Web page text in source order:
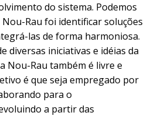
do sistema. Podemos
Rau foi identificar soluções
las de forma harmoniosa.
diversas iniciativas e idéias da
Nou-Rau também é livre e
é que seja empregado por
para o
a partir das